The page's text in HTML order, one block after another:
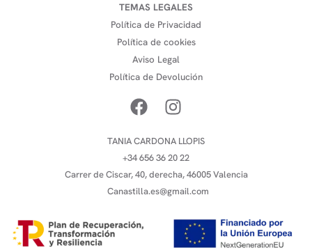
TEMAS LEGALES
Política de Privacidad
Política de cookies
Aviso Legal
Política de Devolución
TANIA CARDONA LLOPIS
+34 656 36 20 22
Carrer de Ciscar, 40, derecha, 46005 Valencia
Canastilla.es@gmail.com